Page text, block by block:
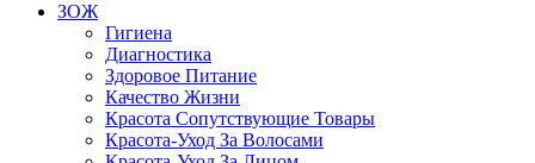
ЗОЖ
Гигиена
Диагностика
Здоровое Питание
Качество Жизни
Красота Сопутствующие Товары
Красота-Уход За Волосами